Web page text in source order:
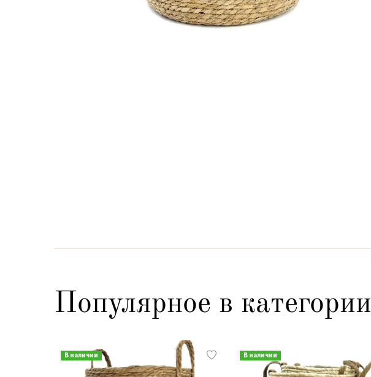
Популярное в категории
В наличии В наличии